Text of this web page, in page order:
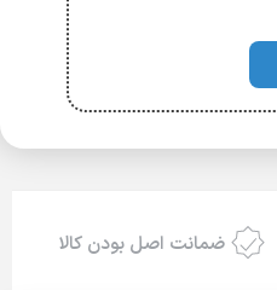
ضمانت اصل بودن کالا